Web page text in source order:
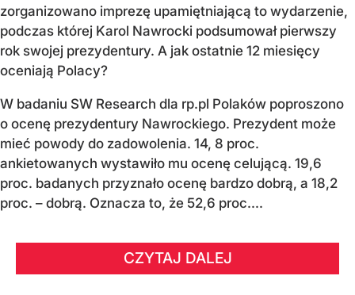
zorganizowano imprezę upamiętniającą to wydarzenie,
podczas której Karol Nawrocki podsumował pierwszy
rok swojej prezydentury. A jak ostatnie 12 miesięcy
oceniają Polacy?
W badaniu SW Research dla rp.pl Polaków poproszono
o ocenę prezydentury Nawrockiego. Prezydent może
mieć powody do zadowolenia. 14, 8 proc.
ankietowanych wystawiło mu ocenę celującą. 19,6
proc. badanych przyznało ocenę bardzo dobrą, a 18,2
proc. – dobrą. Oznacza to, że 52,6 proc....
CZYTAJ DALEJ